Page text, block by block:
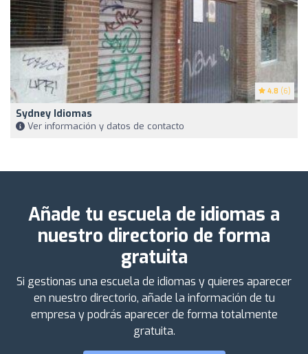
4.8 (6)
Sydney Idiomas
Ver información y datos de contacto
Añade tu escuela de idiomas a
nuestro directorio de forma
gratuita
Si gestionas una escuela de idiomas y quieres aparecer
en nuestro directorio, añade la información de tu
empresa y podrás aparecer de forma totalmente
gratuita.